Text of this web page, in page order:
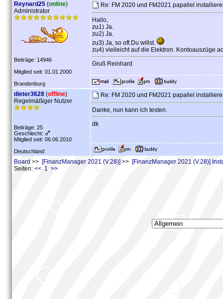
Reynard25 (online)
Administrator
Beiträge: 14946
Mitglied seit: 01.01.2000
Brandenburg
Re: FM 2020 und FM2021 papallel
Hallo,
zu1) Ja.
zu2) Ja.
zu3) Ja, so oft Du willst.
zu4) vielleicht auf die Elektron. Kontoauszüge
Gruß Reinhard
dieter3628 (offline)
Regelmäßiger Nutzer
Beiträge: 25
Geschlecht:
Mitglied seit: 06.06.2010
Deutschland
Re: FM 2020 und FM2021 papallel
Danke, nun kann ich testen.
dk
Board >> [FinanzManager 2021 (V.28)] >> [FinanzManager 2021 (V.28)]
Seiten: << 1 >>